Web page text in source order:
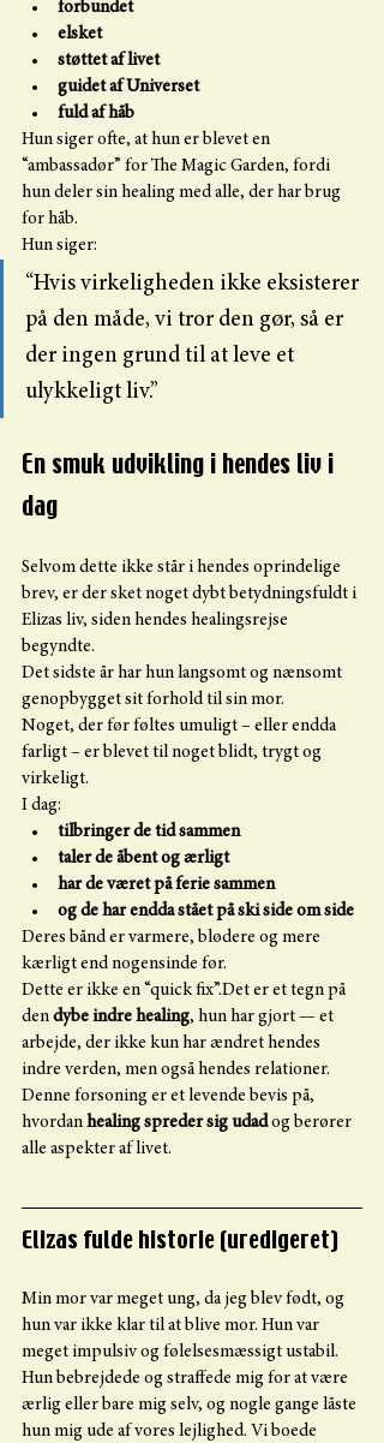
forbundet
elsket
støttet af livet
guidet af Universet
fuld af håb
Hun siger ofte, at hun er blevet en
“ambassadør” for The Magic Garden, fordi
hun deler sin healing med alle, der har brug
for håb.
Hun siger:
“Hvis virkeligheden ikke eksisterer
på den måde, vi tror den gør, så er
der ingen grund til at leve et
ulykkeligt liv.”
En smuk udvikling i hendes liv i
dag
Selvom dette ikke står i hendes oprindelige
brev, er der sket noget dybt betydningsfuldt i
Elizas liv, siden hendes healingsrejse
begyndte.
Det sidste år har hun langsomt og nænsomt
genopbygget sit forhold til sin mor.
Noget, der før føltes umuligt – eller endda
farligt – er blevet til noget blidt, trygt og
virkeligt.
I dag:
tilbringer de tid sammen
taler de åbent og ærligt
har de været på ferie sammen
og de har endda stået på ski side om side
Deres bånd er varmere, blødere og mere
kærligt end nogensinde før.
Dette er ikke en “quick fix”.Det er et tegn på
den dybe indre healing, hun har gjort — et
arbejde, der ikke kun har ændret hendes
indre verden, men også hendes relationer.
Denne forsoning er et levende bevis på,
hvordan healing spreder sig udad og berører
alle aspekter af livet.
Elizas fulde historie (uredigeret)
Min mor var meget ung, da jeg blev født, og
hun var ikke klar til at blive mor. Hun var
meget impulsiv og følelsesmæssigt ustabil.
Hun bebrejdede og straffede mig for at være
ærlig eller bare mig selv, og nogle gange låste
hun mig ude af vores lejlighed. Vi boede